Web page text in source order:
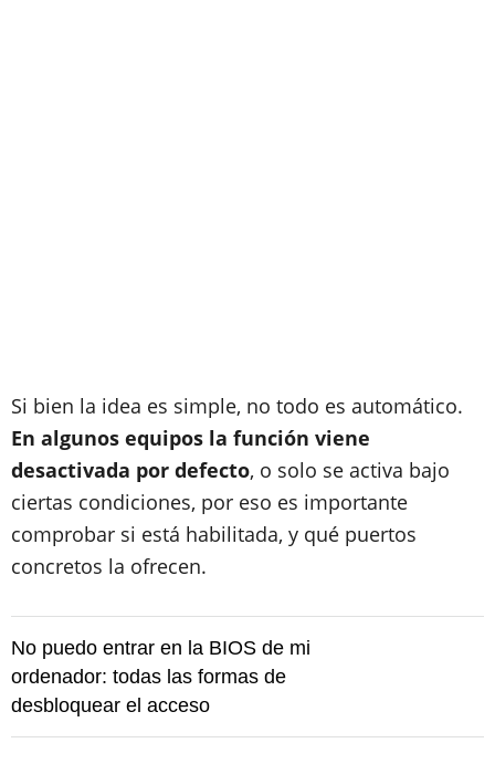
Si bien la idea es simple, no todo es automático.
En algunos equipos la función viene
desactivada por defecto, o solo se activa bajo
ciertas condiciones, por eso es importante
comprobar si está habilitada, y qué puertos
concretos la ofrecen.
No puedo entrar en la BIOS de mi
ordenador: todas las formas de
desbloquear el acceso